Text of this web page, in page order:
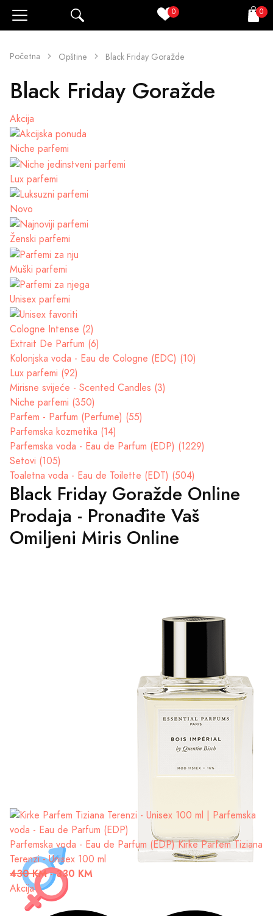
0 Korpa
0
Početna Opštine Black Friday Goražde
Black Friday Goražde
Akcija
Niche parfemi
Lux parfemi
Novo
Ženski parfemi
Muški parfemi
Unisex parfemi
Cologne Intense (2)
Extrait De Parfum (6)
Kolonjska voda - Eau de Cologne (EDC) (10)
Lux parfemi (92)
Mirisne svijeće - Scented Candles (3)
Niche parfemi (350)
Parfem - Parfum (Perfume) (55)
Parfemska kozmetika (14)
Parfemska voda - Eau de Parfum (EDP) (1229)
Setovi (105)
Toaletna voda - Eau de Toilette (EDT) (504)
Black Friday Goražde Online
Prodaja - Pronađite Vaš
Omiljeni Miris Online
Parfemska voda - Eau de Parfum (EDP) Kirke Parfem Tiziana
Terenzi - Unisex 100 ml
430 KM-330 KM
Akcija